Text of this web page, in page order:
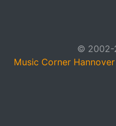
© 2002-
Music Corner Hannover